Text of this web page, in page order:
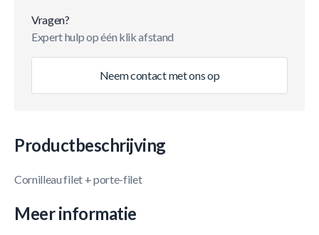
Vragen?
Expert hulp op één klik afstand
Neem contact met ons op
Productbeschrijving
Cornilleau filet + porte-filet
Meer informatie